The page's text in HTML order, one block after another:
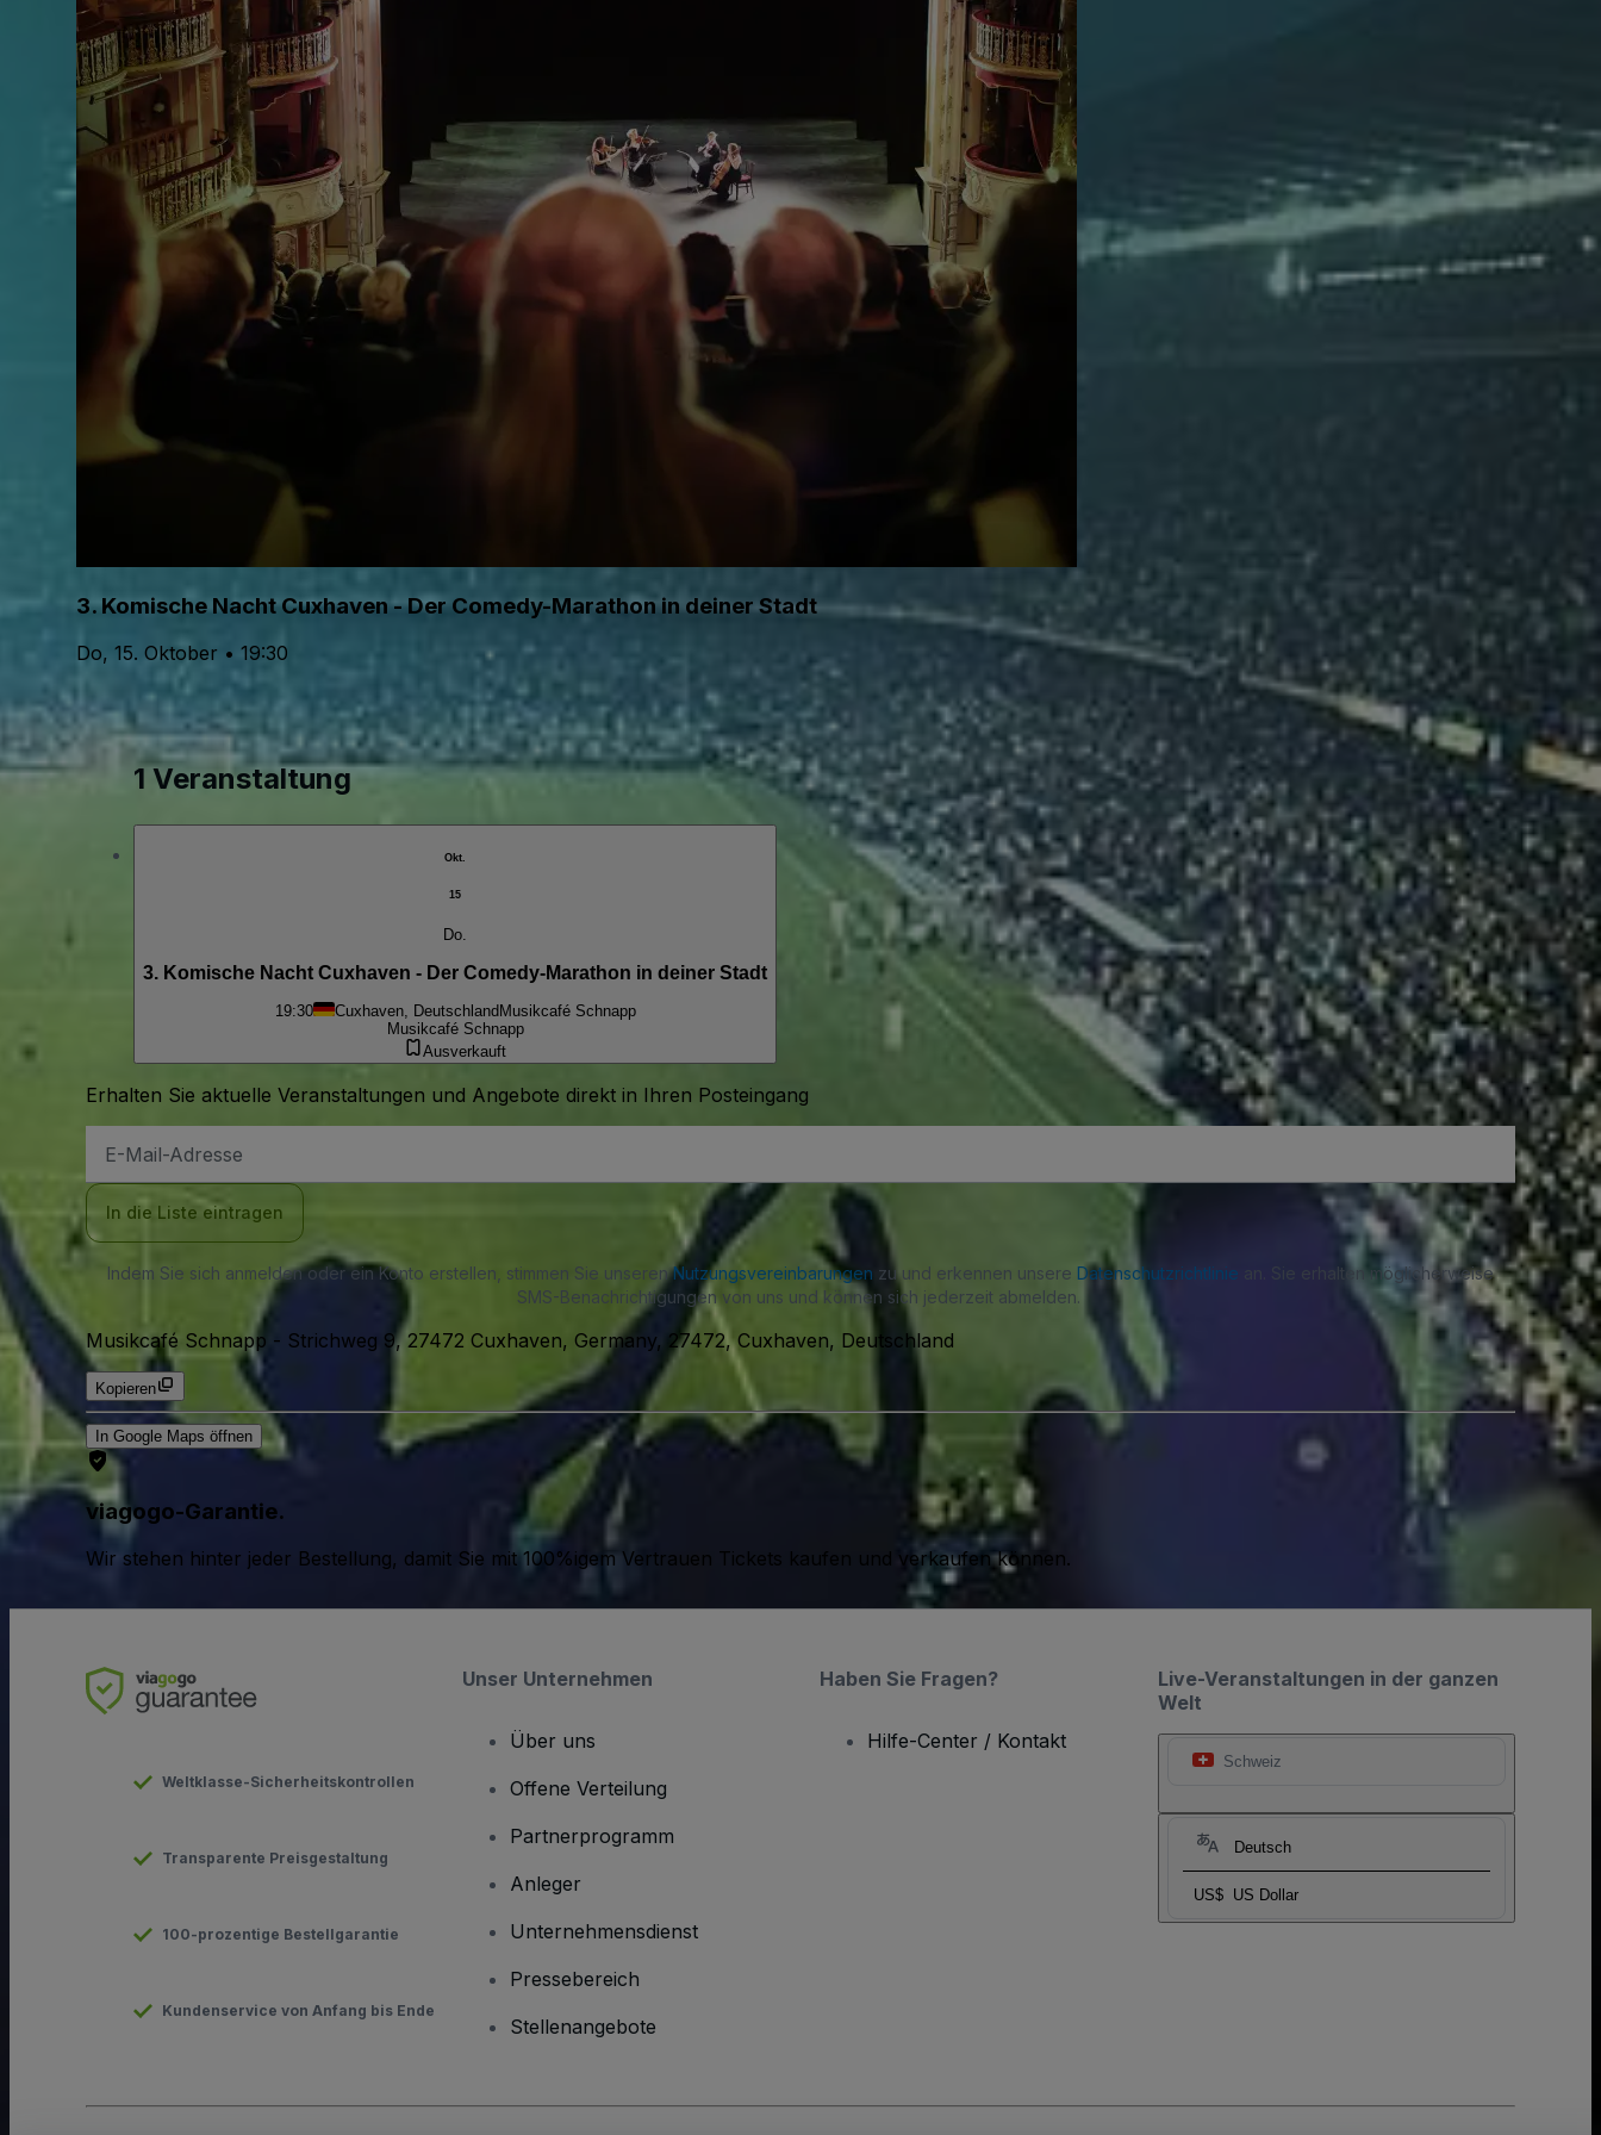
3. Komische Nacht Cuxhaven - Der Comedy-Marathon in deiner Stadt
Do, 15. Oktober • 19:30
1 Veranstaltung
Okt.
15
Do.
3. Komische Nacht Cuxhaven - Der Comedy-Marathon in deiner Stadt
19:30 Cuxhaven, Deutschland Musikcafé Schnapp
Musikcafé Schnapp
Ausverkauft
Erhalten Sie aktuelle Veranstaltungen und Angebote direkt in Ihren Posteingang
Mail-
In die Liste eintragen
Indem Sie sich anmelden oder ein Konto erstellen, stimmen Sie unserenNutzungsvereinbarungen zu und erkennen unsere Datenschutzrichtlinie an. Sie erhalten möglicherweise
SMS-Benachrichtigungen von uns und können sich jederzeit abmelden.
Musikcafé Schnapp - Strichweg 9, 27472 Cuxhaven, Germany, 27472, Cuxhaven, Deutschland
Kopieren
In Google Maps öffnen
viagogo-Garantie.
Wir stehen hinter jeder Bestellung, damit Sie mit 100%igem Vertrauen Tickets kaufen und verkaufen können.
Live-Veranstaltungen in der ganzen
Welt
Schweiz
Deutsch
US$ US Dollar
Weltklasse-Sicherheitskontrollen
Transparente Preisgestaltung
100-prozentige Bestellgarantie
Kundenservice von Anfang bis Ende
Unser Unternehmen
Über uns
Offene Verteilung
Partnerprogramm
Anleger
Unternehmensdienst
Pressebereich
Stellenangebote
Haben Sie Fragen?
Hilfe-Center / Kontakt